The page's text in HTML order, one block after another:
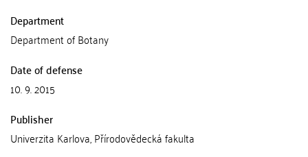
Department
Department of Botany
Date of defense
10. 9. 2015
Publisher
Univerzita Karlova, Přírodovědecká fakulta